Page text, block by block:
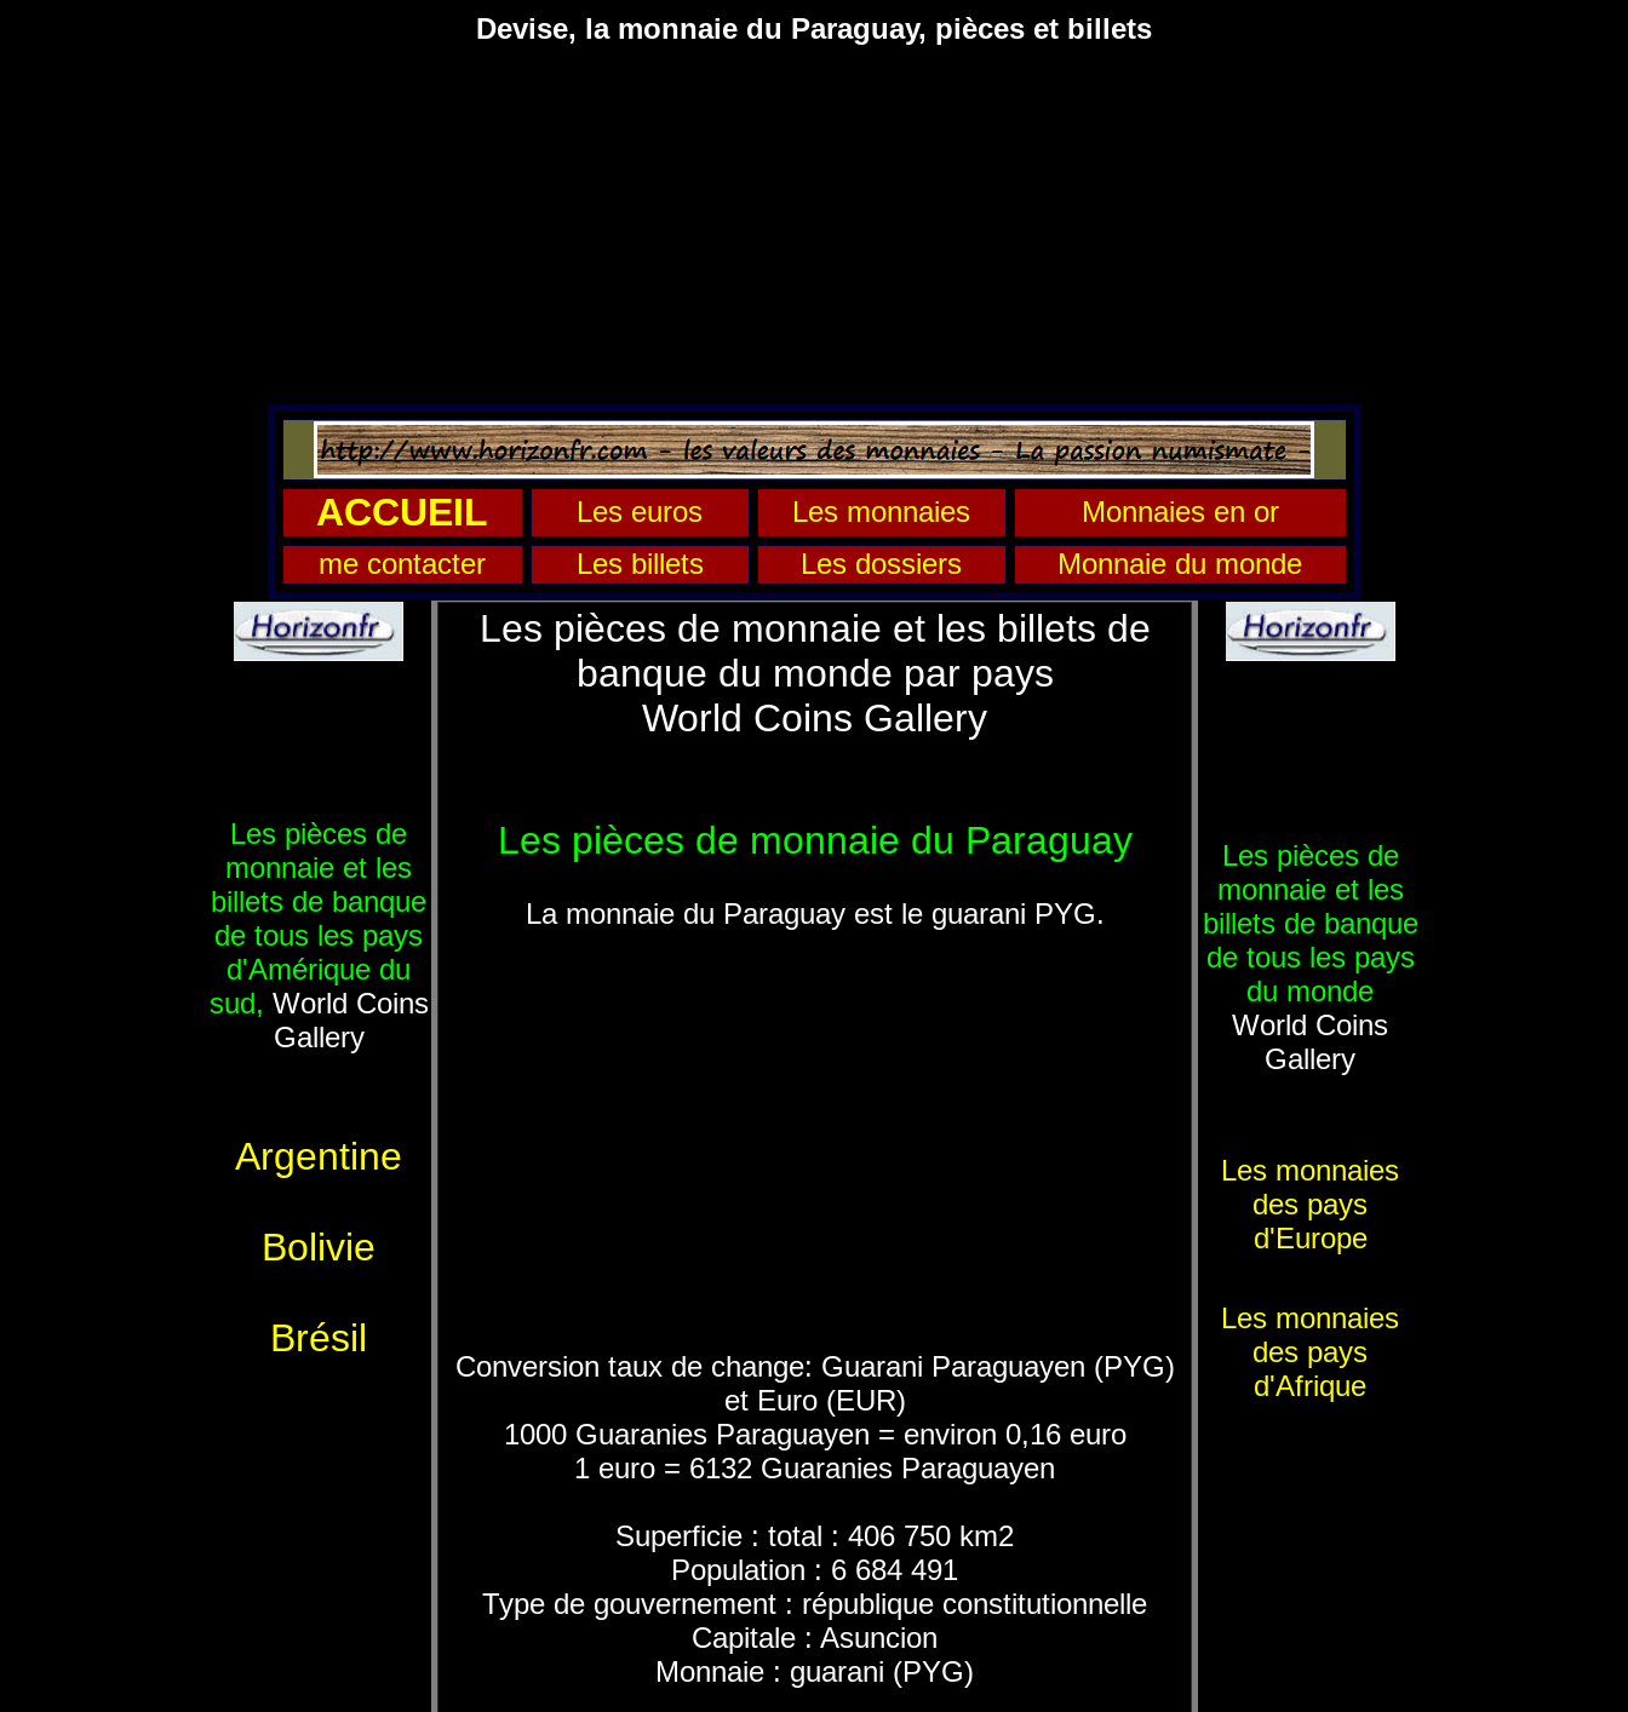
Devise, la monnaie du Paraguay, pièces et billets
ACCUEIL Les euros Les monnaies
Monnaies en or
me contacter
Les billets Les dossiers Monnaie du monde
Les pièces de
monnaie et les
billets de banque
de tous les pays
d'Amérique du
sud, World Coins
Gallery
Argentine
Bolivie
Brésil
Les pièces de monnaie et les billets de
banque du monde par pays
World Coins Gallery
Les pièces de monnaie du Paraguay
La monnaie du Paraguay est le guarani PYG.
Conversion taux de change: Guarani Paraguayen (PYG)
et Euro (EUR)
1000 Guaranies Paraguayen = environ 0,16 euro
1 euro = 6132 Guaranies Paraguayen
Superficie : total : 406 750 km2
Population : 6 684 491
Type de gouvernement : république constitutionnelle
Capitale : Asuncion
Monnaie : guarani (PYG)
Les pièces de
monnaie et les
billets de banque
de tous les pays
du monde
World Coins
Gallery
Les monnaies
des pays
d'Europe
Les monnaies
des pays
d'Afrique